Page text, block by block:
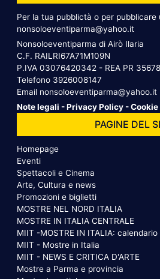
Per la tua pubblictà o per
nonsoloeventiparma@yahoo.it
Nonsoloeventiparma di Airò Ilaria
C.F. RAILRI67A71M109N
P.IVA 03076420342 - REA PR
Telefono 3926008147
Email nonsoloeventiparma@yahoo.it
Note legali -Privacy Policy -
PAGINE DEL
Homepage
Eventi
Spettacoli e Cinema
Arte, Cultura e news
Promozioni e biglietti
MOSTRE NEL NORD ITALIA
MOSTRE IN ITALIA CENTRALE
MIIT -MOSTRE IN ITALIA: calendario
MIIT - Mostre in Italia
MIIT - NEWS E CRITICA D'ARTE
Mostre a Parma e provincia